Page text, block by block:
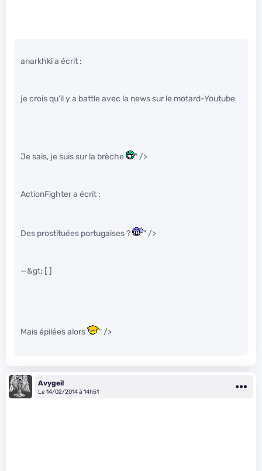
anarkhki a écrit :
je crois qu’il y a battle avec la news sur le motard-Youtube
Je sais, je suis sur la brèche " />
ActionFighter a écrit :
Des prostituées portugaises ? " />
—&gt; [ ]
Mais épilées alors " />
Avygeil
Le 14/02/2014 à 14h51